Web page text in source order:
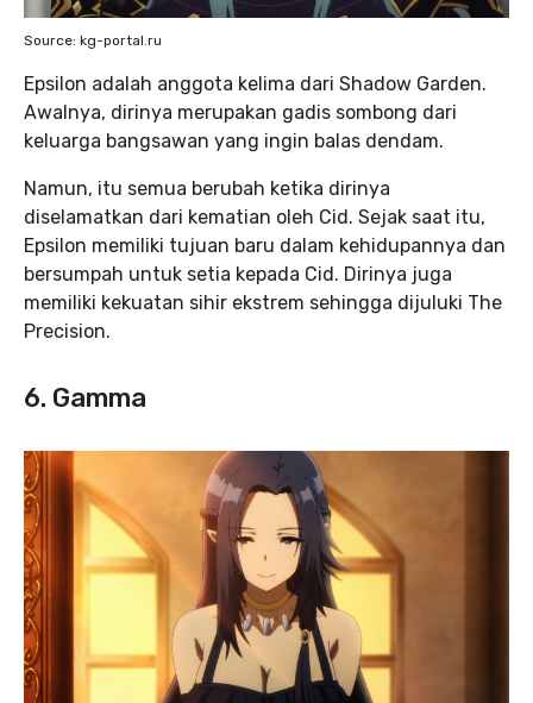
Source: kg-portal.ru
Epsilon adalah anggota kelima dari Shadow Garden.
Awalnya, dirinya merupakan gadis sombong dari
keluarga bangsawan yang ingin balas dendam.
Namun, itu semua berubah ketika dirinya
diselamatkan dari kematian oleh Cid. Sejak saat itu,
Epsilon memiliki tujuan baru dalam kehidupannya dan
bersumpah untuk setia kepada Cid. Dirinya juga
memiliki kekuatan sihir ekstrem sehingga dijuluki The
Precision.
6. Gamma